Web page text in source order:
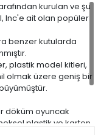
kurulan ve şu
Inc'e ait olan popüler
benzer kutularda
plastik model kitleri,
olmak üzere geniş bir
döküm oyuncak
plastik ve karton